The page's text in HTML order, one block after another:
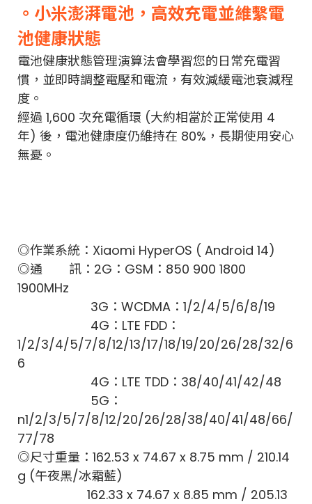
。小米澎湃電池，高效充電並維繫電
池健康狀態
電池健康狀態管理演算法會學習您的日常充電習
慣，並即時調整電壓和電流，有效減緩電池衰減程
度。
經過 1,600 次充電循環 (大約相當於正常使用 4
年) 後，電池健康度仍維持在 80%，長期使用安心
無憂。
◎作業系統：Xiaomi HyperOS ( Android 14)
◎通 訊： 2G：GSM：850 900 1800
1900MHz
3G：WCDMA：1/2/4/5/6/8/19
4G：LTE FDD：
1/2/3/4/5/7/8/12/13/17/18/19/20/26/28/32/6
6
4G：LTE TDD：38/40/41/42/48
5G：
n1/2/3/5/7/8/12/20/26/28/38/40/41/48/66/
77/78
◎尺寸重量：162.53 x 74.67 x 8.75 mm / 210.14
g (午夜黑/冰霜藍)
162.33 x 74.67 x 8.85 mm / 205.13